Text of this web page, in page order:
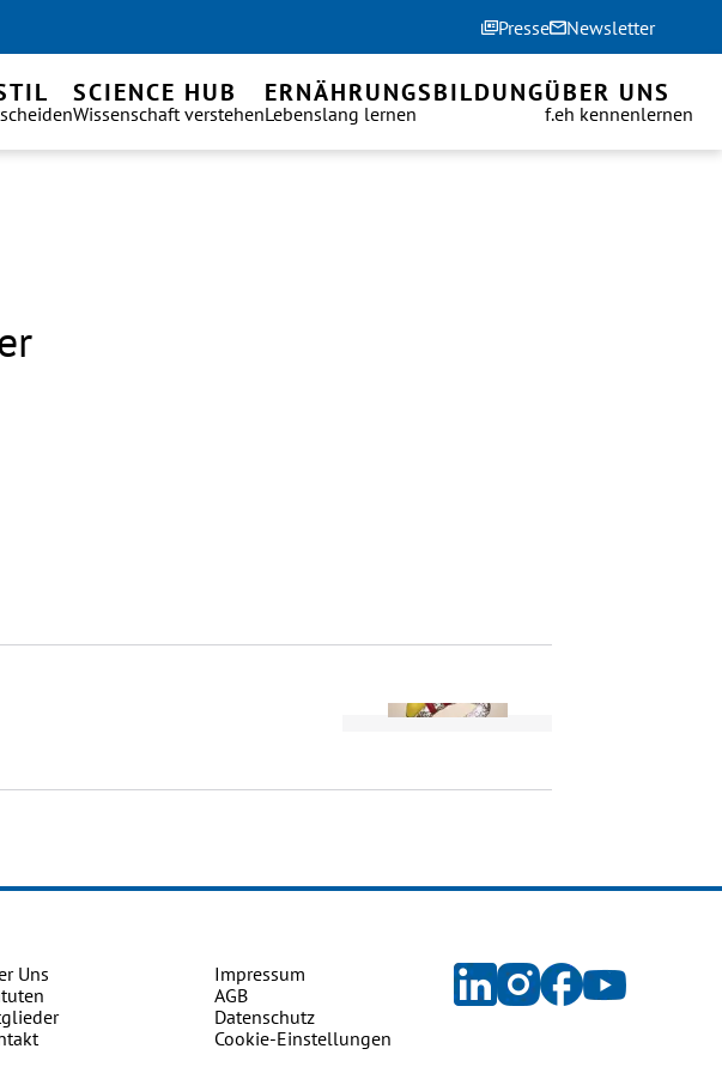
Presse Newsletter
SCIENCE HUB
Wissenschaft verstehen
ERNÄHRUNGSBILDUNG
Lebenslang lernen
ÜBER UNS
f.eh kennenlernen
Uns
Impressum
AGB
Datenschutz
Cookie-Einstellungen